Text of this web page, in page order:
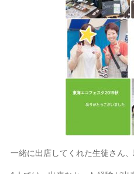
一緒に出店してくれた生徒さん